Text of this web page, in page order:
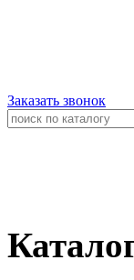
Заказать звонок